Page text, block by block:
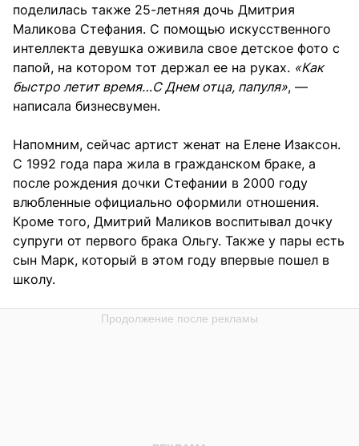
поделилась также 25-летняя дочь Дмитрия
Маликова Стефания. С помощью искусственного
интеллекта девушка оживила свое детское фото с
папой, на котором тот держал ее на руках. «Как
быстро летит время…С Днем отца, папуля», —
написала бизнесвумен.
Напомним, сейчас артист женат на Елене Изаксон.
С 1992 года пара жила в гражданском браке, а
после рождения дочки Стефании в 2000 году
влюбленные официально оформили отношения.
Кроме того, Дмитрий Маликов воспитывал дочку
супруги от первого брака Ольгу. Также у пары есть
сын Марк, который в этом году впервые пошел в
школу.